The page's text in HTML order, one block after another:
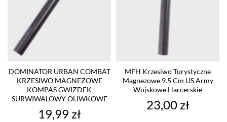
DOMINATOR URBAN COMBAT
KRZESIWO MAGNEZOWE
KOMPAS GWIZDEK
SURWIWALOWY OLIWKOWE
Cena
19,99 zł
MFH Krzesiwo Turystyczne
Magnezowe 9.5 Cm US Army
Wojskowe Harcerskie
Cena
23,00 zł